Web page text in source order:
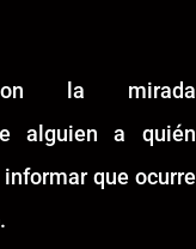
la mirada
alguien a quién
que ocurre